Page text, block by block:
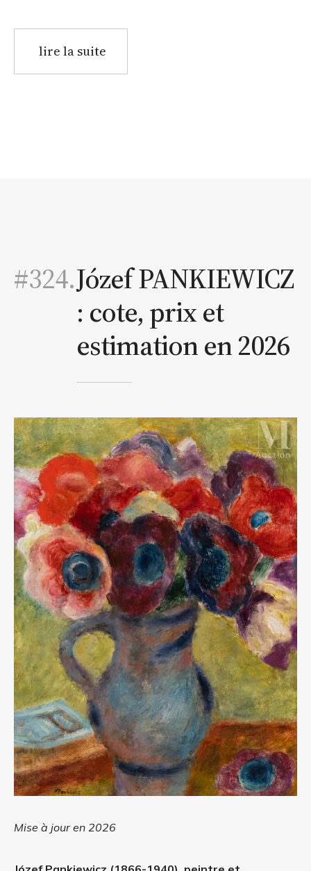
lire la suite
#324.Józef PANKIEWICZ
: cote, prix et
estimation en 2026
Mise à jour en 2026